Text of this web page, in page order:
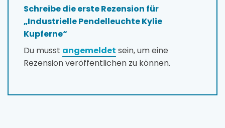
Schreibe die erste Rezension für
„Industrielle Pendelleuchte Kylie
Kupferne“
Du musst angemeldet sein, um eine
Rezension veröffentlichen zu können.